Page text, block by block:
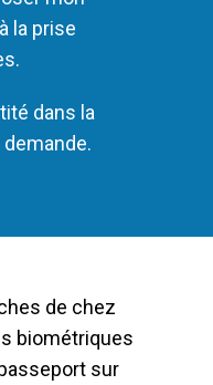
la prise
dans la
demande.
de chez
biométriques
sur